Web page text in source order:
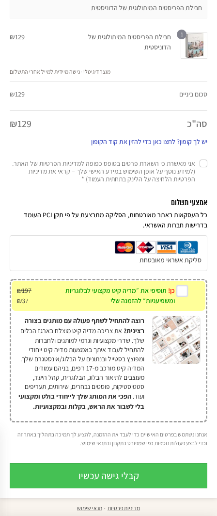
חבילת הפריסטים המיתולוגית של הדוניסטית
1
חבילת הפריסטים המיתולוגית של
הדוניסטית
₪129
מוצר דיגיטלי · גישה מיידית למייל אחרי התשלום
סכום ביניים ₪129
סה"כ ₪129
יש לך קופון? לחצו כאן כדי להזין את קוד הקופון
אני מאשרת כי השארת פרטים בטופס כפופה למדיניות הפרטיות של האתר.
(למידע נוסף על אופן השימוש במידע האישי שלך – קראי את מדיניות
הפרטיות הלחיצה על הלינק בתחתית העמוד) *
אמצעי תשלום
כל העסקאות באתר מאובטחות, הסליקה מתבצעת על פי תקן PCI העומד
בדרישות חברות האשראי.
סליקת אשראי מאובטחת
כן! תוסיפי את ״מדיה קיט מקצועי לבלוגריות
ומשפיעניות״ להזמנה שלי
₪197
₪37
רוצה להתחיל לשתף פעולה עם מותגים בצורה
רצינית? את צריכה מדיה קיט מוצלח בארגז הכלים
שלך. שדרי מקצועיות וגרמי למותגים ולחברות
להתחיל לעבוד איתך באמצעות מדיה קיט ייחודי
ומפוצץ בסטייל ובנתונים על הבלוג/אינסטגרם שלך.
המדיה קיט מורכב מ-17 דפים, בניהם עמודים
מעוצבים לתיאור הבלוג, הבלוגרית, קהל היעד,
סטטיסטיקות, פוסטים נבחרים, שירותים, תעריפים
ועוד. הפכי את המותג שלך לייחודי בולט ומקצועי
בלי לשבור את הראש, בקלות ובמקצועיות.
אנחנו נשתמש בפרטים האישיים כדי לעבד את ההזמנה, להציע לך תמיכה בתהליך באתר זה
וכדי לבצע פעולות נוספות כפי שמפורט בתקנון ובתנאי שימוש.
קבלי גישה עכשיו
מדיניות פרטיות · תנאי שימוש